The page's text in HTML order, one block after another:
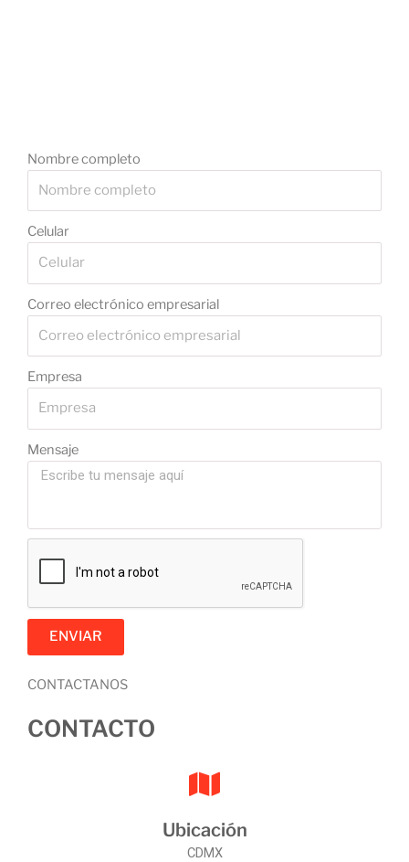
Nombre completo
Celular
Correo electrónico empresarial
Empresa
Mensaje
ENVIAR
CONTACTANOS
CONTACTO
Ubicación
CDMX